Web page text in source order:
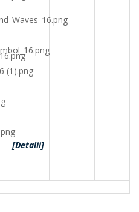
[Detalii]